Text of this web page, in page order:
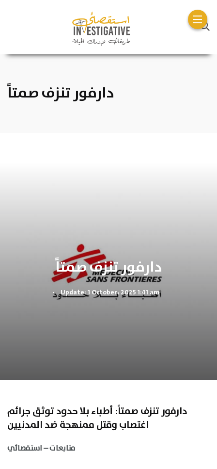
دارفور تنزف صمتاً
دارفور تنزف صمتاً
. Update: 1 October، 2025 1:41 am
دارفور تنزف صمتاً: أطباء بلا حدود توثق جرائم
اغتصاب وقتل ممنهجة ضد المدنيين
متابعات – استقصائي